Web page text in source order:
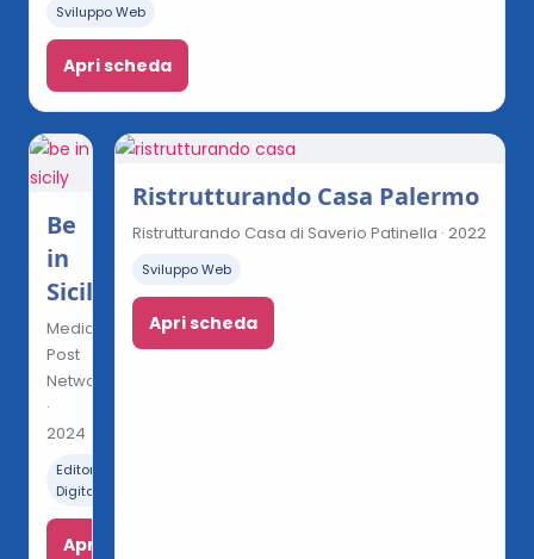
Sviluppo Web
Apri scheda
Be
in
Sicily
Media
Post
Network
·
2024
Editoria
Digitale
Apri
Ristrutturando Casa Palermo
Ristrutturando Casa di Saverio Patinella · 2022
Sviluppo Web
Apri scheda